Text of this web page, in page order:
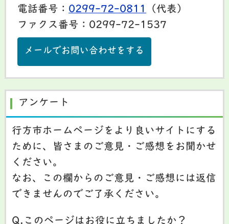
電話番号： 0299-72-0811
（代表）
ファクス番号：0299-72-1537
メールでお問い合わせをする
アンケート
行方市ホームページをより良いサイトにする
ために、皆さまのご意見・ご感想をお聞かせ
ください。
なお、この欄からのご意見・ご感想には返信
できませんのでご了承ください。
Q.このページはお役に立ちましたか？